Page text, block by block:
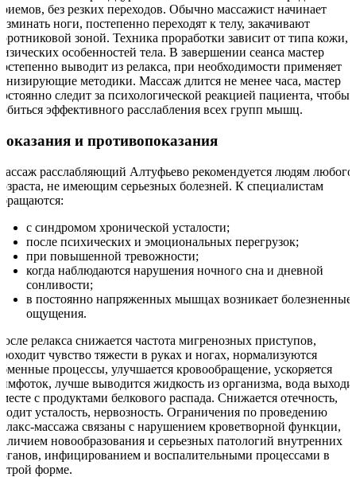
без резких переходов. Обычно массажист начинает
ноги, постепенно переходят к телу, закачивают
зоной. Техника проработки зависит от типа кожи,
особенностей тела. В завершении сеанса мастер
выводит из релакса, при необходимости применяет
методики. Массаж длится не менее часа, мастер
следит за психологической реакцией пациента, чтобы
эффективного расслабления всех групп мышц.
и противопоказания
расслабляющий Алтуфьево рекомендуется людям любого
не имеющим серьезных болезней. К специалистам
с синдромом хронической усталости;
после психических и эмоциональных перегрузок;
при повышенной тревожности;
когда наблюдаются нарушения ночного сна и дневной
сонливости;
в постоянно напряженных мышцах возникает болезненные
ощущения.
релакса снижается частота мигренозных приступов,
чувство тяжести в руках и ногах, нормализуются
процессы, улучшается кровообращение, ускоряется
лучше выводится жидкость из организма, вода
с продуктами белкового распада. Снижается отечность,
усталость, нервозность. Ограничения по проведению
массажа связаны с нарушением кроветворной функции,
новообразования и серьезных патологий внутренних
инфицированием и воспалительными процессами в
форме.